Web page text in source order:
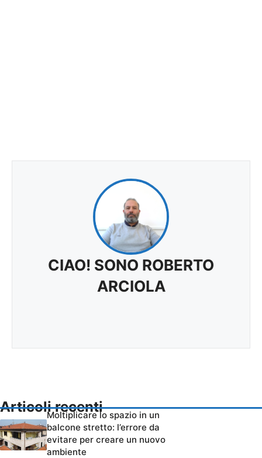
CIAO! SONO ROBERTO
ARCIOLA
Articoli recenti
Moltiplicare lo spazio in un
balcone stretto: l’errore da
evitare per creare un nuovo
ambiente